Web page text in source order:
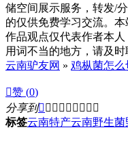
储空间展示服务，转发/
的仅供免费学习交流。
作品观点仅代表作者本
用词不当的地方，请及时
云南驴友网 » 鸡枞菌怎
赞 (0)
分享到        
标签云南特产云南野生菌